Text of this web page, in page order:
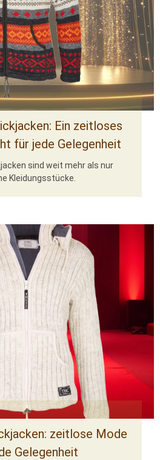
Ein zeitloses
für jede Gelegenheit
sind weit mehr als nur
Kleidungsstücke.
zeitlose Mode
Gelegenheit